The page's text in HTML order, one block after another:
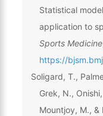
Statistical
application to
Sports Medicine
https://
Soligard, T.,
Grek, N.,
Mountjoy, M.,